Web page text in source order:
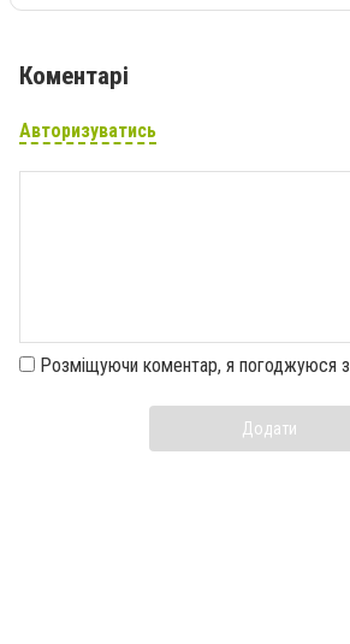
Коментарі
Авторизуватись
Розміщуючи коментар, я погоджуюся з
Додати